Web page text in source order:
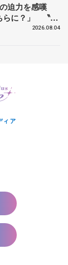
迫力を感嘆
らに？」 〝リ
連覇の野村忠
2026.08.04
ィア